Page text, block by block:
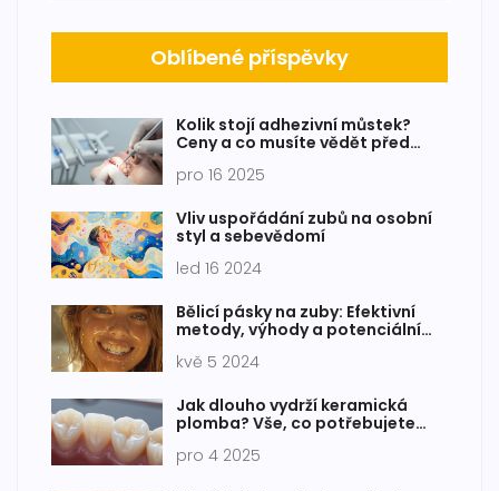
Oblíbené příspěvky
Kolik stojí adhezivní můstek?
Ceny a co musíte vědět před
pro 16 2025
Vliv uspořádání zubů na osobní
styl a sebevědomí
led 16 2024
Bělicí pásky na zuby: Efektivní
metody, výhody a potenciální
kvě 5 2024
Jak dlouho vydrží keramická
plomba? Vše, co potřebujete
celokeramických fazet
pro 4 2025